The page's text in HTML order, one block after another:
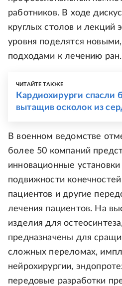
работников. В ходе
круглых столов и лекций
уровня поделятся
подходами к лечению ран.
ЧИТАЙТЕ ТАКЖЕ
Кардиохирурги спасли
вытащив осколок из
В военном ведомстве
более 50 компаний
инновационные
подвижности
пациентов и другие
лечения пациентов. На
изделия для
предназначены для
сложных переломах,
нейрохирургии,
передовые разработки